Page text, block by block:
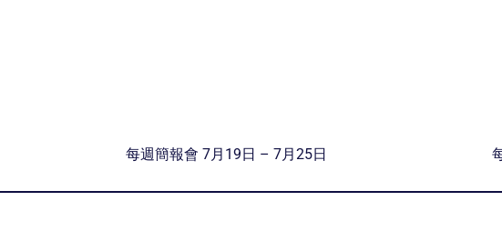
每週簡報會 7月19日 – 7月25日